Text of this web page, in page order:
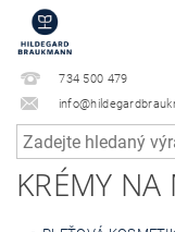
734 500 479
KRÉMY